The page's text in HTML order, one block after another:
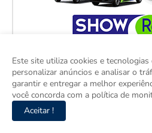
Este site utiliza cookies e
personalizar anúncios e analisar o
garantir e entregar a melhor
você concorda com a política de
Aceitar !